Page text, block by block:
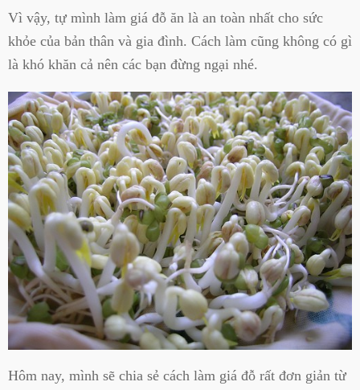
Vì vậy, tự mình làm giá đỗ ăn là an toàn nhất cho sức
khỏe của bản thân và gia đình. Cách làm cũng không có gì
là khó khăn cả nên các bạn đừng ngại nhé.
Hôm nay, mình sẽ chia sẻ cách làm giá đỗ rất đơn giản từ